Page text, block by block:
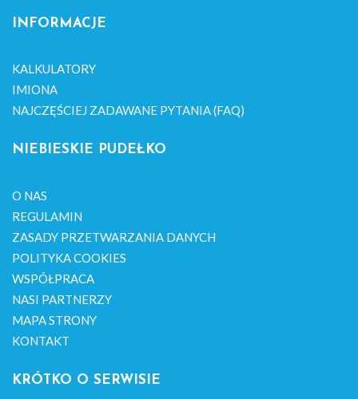
INFORMACJE
KALKULATORY
IMIONA
NAJCZĘŚCIEJ ZADAWANE PYTANIA (FAQ)
NIEBIESKIE PUDEŁKO
O NAS
REGULAMIN
ZASADY PRZETWARZANIA DANYCH
POLITYKA COOKIES
WSPÓŁPRACA
NASI PARTNERZY
MAPA STRONY
KONTAKT
KRÓTKO O SERWISIE